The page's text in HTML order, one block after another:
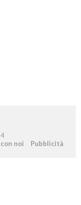
noi
Pubblicità